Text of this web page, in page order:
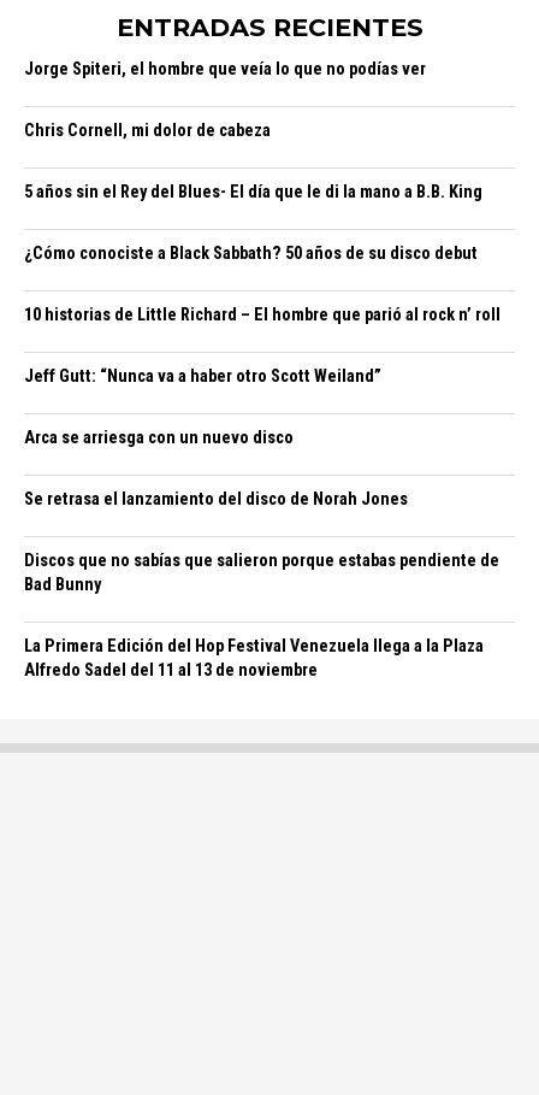
ENTRADAS RECIENTES
Jorge Spiteri, el hombre que veía lo que no podías ver
Chris Cornell, mi dolor de cabeza
5 años sin el Rey del Blues- El día que le di la mano a B.B. King
¿Cómo conociste a Black Sabbath? 50 años de su disco debut
10 historias de Little Richard – El hombre que parió al rock n’ roll
Jeff Gutt: “Nunca va a haber otro Scott Weiland”
Arca se arriesga con un nuevo disco
Se retrasa el lanzamiento del disco de Norah Jones
Discos que no sabías que salieron porque estabas pendiente de
Bad Bunny
La Primera Edición del Hop Festival Venezuela llega a la Plaza
Alfredo Sadel del 11 al 13 de noviembre